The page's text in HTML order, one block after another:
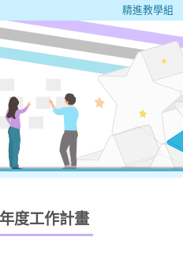
精進教學組
度工作計畫